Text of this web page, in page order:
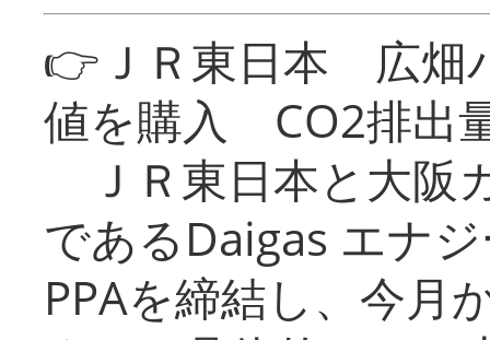
👉ＪＲ東日本 広畑
値を購入 CO2排出
ＪＲ東日本と大阪
であるDaigas エナ
PPAを締結し、今月